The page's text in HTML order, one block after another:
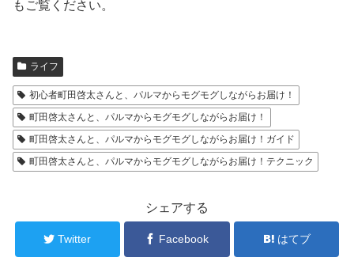
もご覧ください。
ライフ
初心者町田啓太さんと、パルマからモグモグしながらお届け！
町田啓太さんと、パルマからモグモグしながらお届け！
町田啓太さんと、パルマからモグモグしながらお届け！ガイド
町田啓太さんと、パルマからモグモグしながらお届け！テクニック
シェアする
Twitter Facebook はてブ